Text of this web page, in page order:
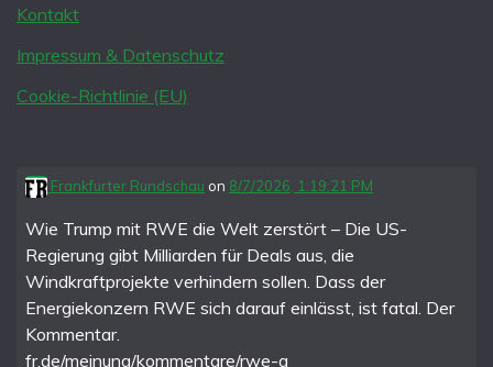
Kontakt
Impressum & Datenschutz
Cookie-Richtlinie (EU)
Frankfurter Rundschau on 8/7/2026, 1:19:21 PM
Wie Trump mit RWE die Welt zerstört – Die US-
Regierung gibt Milliarden für Deals aus, die
Windkraftprojekte verhindern sollen. Dass der
Energiekonzern RWE sich darauf einlässt, ist fatal. Der
Kommentar.
fr.de/meinung/kommentare/rwe-g